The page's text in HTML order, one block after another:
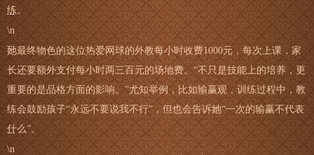
练。
\n
她最终物色的这位热爱网球的外教每小时收费1000元，每次上课，家
长还要额外支付每小时两三百元的场地费。“不只是技能上的培养，更
重要的是品格方面的影响。”尤知举例，比如输赢观，训练过程中，教
练会鼓励孩子“永远不要说我不行”，但也会告诉她“一次的输赢不代表
什么”。
\n